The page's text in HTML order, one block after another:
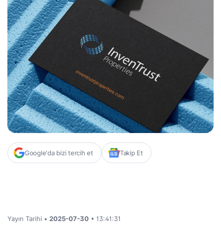
Google'da bizi tercih et Takip Et
Yayın Tarihi • 2025-07-30 • 13:41:31